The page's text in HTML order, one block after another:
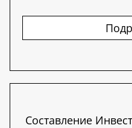
Составление